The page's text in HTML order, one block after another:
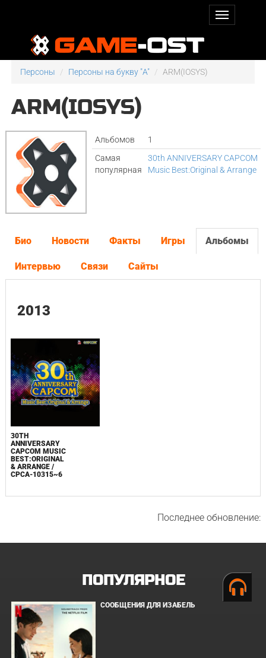
Персоны Персоны на букву "A" ARM(IOSYS)
ARM(IOSYS)
Альбомов
1
Самая
популярная
30th ANNIVERSARY CAPCOM
Music Best:Original & Arrange
Био Новости Факты Игры Альбомы
Интервью Связи Сайты
2013
30TH
ANNIVERSARY
CAPCOM MUSIC
BEST:ORIGINAL
& ARRANGE /
CPCA-10315~6
Последнее обновление:
ПОПУЛЯРНОЕ
СООБЩЕНИЯ ДЛЯ ИЗАБЕЛЬ